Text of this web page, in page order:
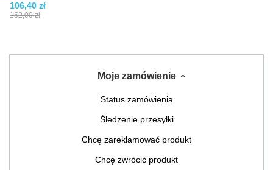
152,00 zł
106,40 zł
Moje zamówienie
Status zamówienia
Śledzenie przesyłki
Chcę zareklamować produkt
Chcę zwrócić produkt